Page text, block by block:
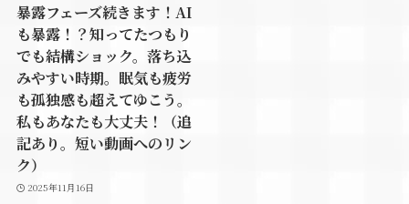
暴露フェーズ続きます！AI
も暴露！？知ってたつもり
でも結構ショック。落ち込
みやすい時期。眠気も疲労
も孤独感も超えてゆこう。
私もあなたも大丈夫！（追
記あり。短い動画へのリン
ク）
2025年11月16日